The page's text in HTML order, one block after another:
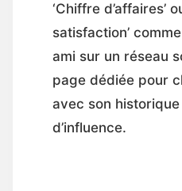
‘Chiffre d’affaires’
satisfaction’
ami sur un réseau
page dédiée pour
avec son
d’influence.